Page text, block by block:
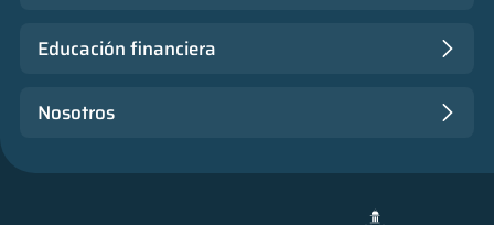
Educación financiera
Nosotros